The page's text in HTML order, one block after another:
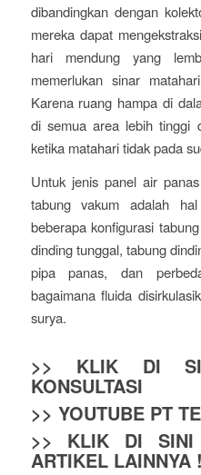
dibandingkan dengan
mereka dapat
hari mendung yang
memerlukan sinar
Karena ruang hampa di
di semua area lebih tinggi
ketika matahari tidak pada
Untuk jenis panel air
tabung vakum adalah
beberapa konfigurasi
dinding tunggal, tabung
pipa panas, dan
bagaimana fluida
surya.
>> KLIK DI
KONSULTASI
>> YOUTUBE PT
>> KLIK DI SINI
ARTIKEL LAINNYA !